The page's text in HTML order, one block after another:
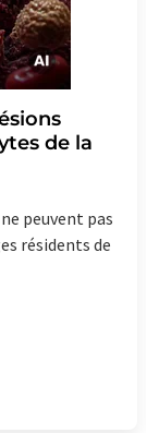
de la
peuvent pas
résidents de